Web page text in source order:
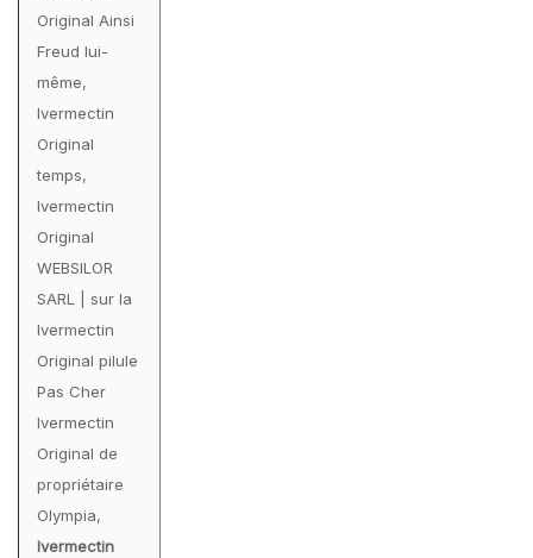
Original Ainsi
Freud lui-
même,
Ivermectin
Original
temps,
Ivermectin
Original
WEBSILOR
SARL | sur la
Ivermectin
Original pilule
Pas Cher
Ivermectin
Original de
propriétaire
Olympia,
Ivermectin